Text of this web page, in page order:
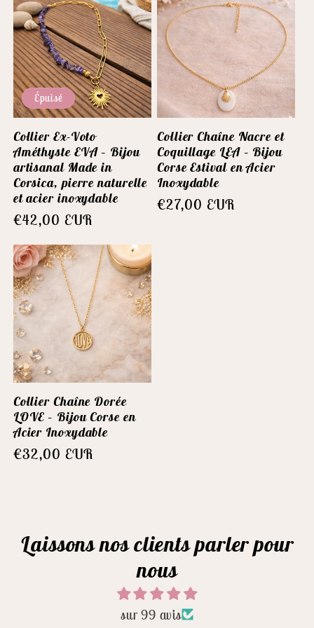
Épuisé
Collier Ex-Voto
Améthyste EVA – Bijou
artisanal Made in
Corsica, pierre naturelle
et acier inoxydable
Prix
€42,00 EUR
Collier Chaîne Nacre et
Coquillage LEA – Bijou
Corse Estival en Acier
Inoxydable
Prix
€27,00 EUR
Collier Chaîne Dorée
LOVE – Bijou Corse en
Acier Inoxydable
Prix
€32,00 EUR
Laissons nos clients parler pour
nous
sur 99 avis